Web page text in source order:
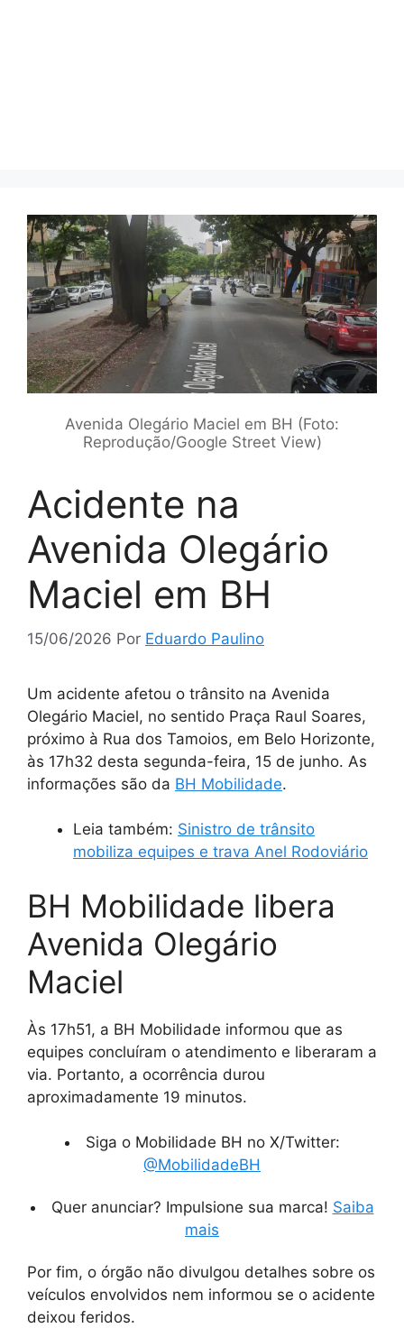
Avenida Olegário Maciel em BH (Foto:
Reprodução/Google Street View)
Acidente na
Avenida Olegário
Maciel em BH
15/06/2026 Por Eduardo Paulino
Um acidente afetou o trânsito na Avenida
Olegário Maciel, no sentido Praça Raul Soares,
próximo à Rua dos Tamoios, em Belo Horizonte,
às 17h32 desta segunda-feira, 15 de junho. As
informações são da BH Mobilidade.
Leia também: Sinistro de trânsito
mobiliza equipes e trava Anel Rodoviário
BH Mobilidade libera
Avenida Olegário
Maciel
Às 17h51, a BH Mobilidade informou que as
equipes concluíram o atendimento e liberaram a
via. Portanto, a ocorrência durou
aproximadamente 19 minutos.
Siga o Mobilidade BH no X/Twitter:
@MobilidadeBH
Quer anunciar? Impulsione sua marca! Saiba
mais
Por fim, o órgão não divulgou detalhes sobre os
veículos envolvidos nem informou se o acidente
deixou feridos.